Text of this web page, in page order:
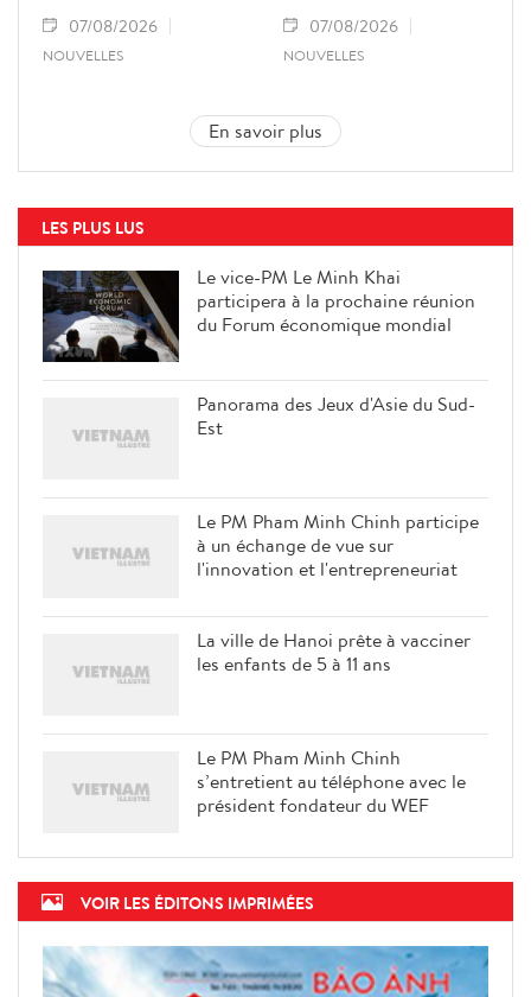
07/08/2026
NOUVELLES
07/08/2026
NOUVELLES
En savoir plus
LES PLUS LUS
Le vice-PM Le Minh Khai
participera à la prochaine réunion
du Forum économique mondial
Panorama des Jeux d'Asie du Sud-
Est
Le PM Pham Minh Chinh participe
à un échange de vue sur
l'innovation et l'entrepreneuriat
La ville de Hanoi prête à vacciner
les enfants de 5 à 11 ans
Le PM Pham Minh Chinh
s’entretient au téléphone avec le
président fondateur du WEF
VOIR LES ÉDITONS IMPRIMÉES